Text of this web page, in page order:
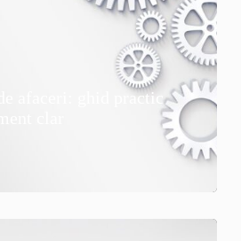
afaceri: ghid practic
clar